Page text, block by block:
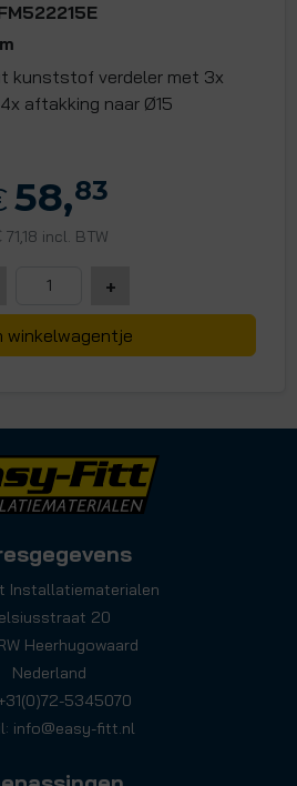
kunststof verdeler met 3x
aftakking naar Ø15
58,83
71,18 incl. BTW
+
winkelwagentje
Installatiematerialen
20
Heerhugowaard
Nederland
5345070
info@easy-fitt.nl